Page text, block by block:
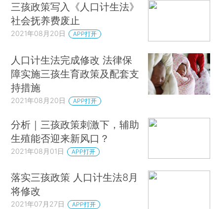
三孩政策写入《人口计生法》
社会抚养费废止
2021年08月20日 APP打开
人口计生法完成修改 法律保
障实施三孩生育政策及配套支
持措施
2021年08月20日 APP打开
分析｜三孩政策刺激下，辅助
生殖能否迎来新风口？
2021年08月01日 APP打开
落实三孩政策 人口计生法8月
将修改
2021年07月27日 APP打开